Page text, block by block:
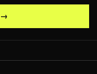
→